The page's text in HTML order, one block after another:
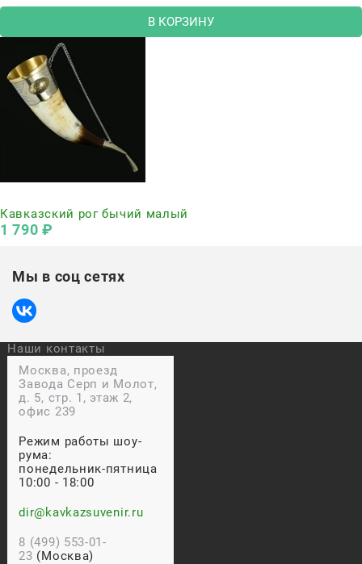
В КОРЗИНУ
Кавказский рог бычий малый
1 790 ₽
Мы в соц сетях
Наши контакты
Москва, проезд
Завода Серп и Молот,
д. 5, стр. 1, этаж 2,
офис 239
Режим работы шоу-
рума:
понедельник-пятница
10:00 - 18:00
dir@kavkazsuvenir.ru
8 (499) 553-01-
23 (Москва)